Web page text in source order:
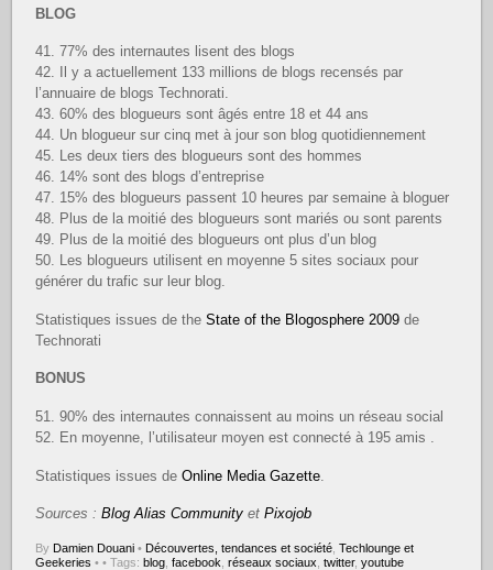
BLOG
41. 77% des internautes lisent des blogs
42. Il y a actuellement 133 millions de blogs recensés par
l’annuaire de blogs Technorati.
43. 60% des blogueurs sont âgés entre 18 et 44 ans
44. Un blogueur sur cinq met à jour son blog quotidiennement
45. Les deux tiers des blogueurs sont des hommes
46. 14% sont des blogs d’entreprise
47. 15% des blogueurs passent 10 heures par semaine à bloguer
48. Plus de la moitié des blogueurs sont mariés ou sont parents
49. Plus de la moitié des blogueurs ont plus d’un blog
50. Les blogueurs utilisent en moyenne 5 sites sociaux pour
générer du trafic sur leur blog.
Statistiques issues de theState of the Blogosphere 2009 de
Technorati
BONUS
51. 90% des internautes connaissent au moins un réseau social
52. En moyenne, l’utilisateur moyen est connecté à 195 amis .
Statistiques issues deOnline Media Gazette
Sources :Blog Alias CommunityetPixojob
By Damien Douani • Découvertes, tendances et société ,Techlounge et
Geekeries • • Tags:blog ,facebook ,réseaux sociaux ,twitter,youtube